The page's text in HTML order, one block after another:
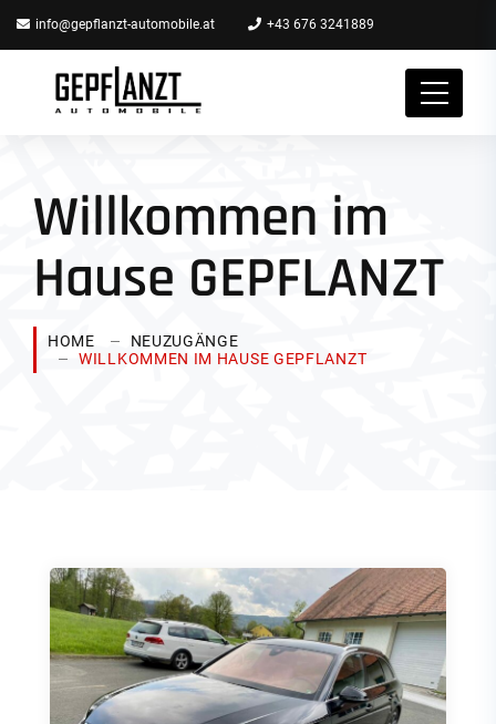
info@gepflanzt-automobile.at +43 676 3241889
Willkommen im
Hause GEPFLANZT
HOME
NEUZUGÄNGE
WILLKOMMEN IM HAUSE GEPFLANZT